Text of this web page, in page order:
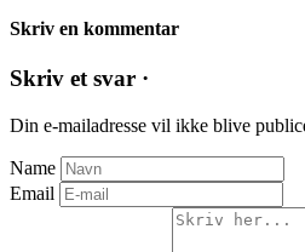
Skriv en kommentar
Skriv et svar ·
Din e-mailadresse vil ikke blive
Name
Email